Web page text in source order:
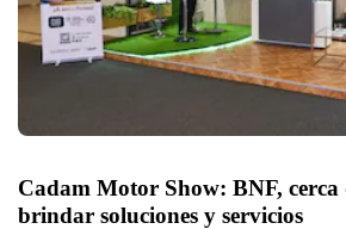
Cadam Motor Show: BNF, cerca
brindar soluciones y servicios